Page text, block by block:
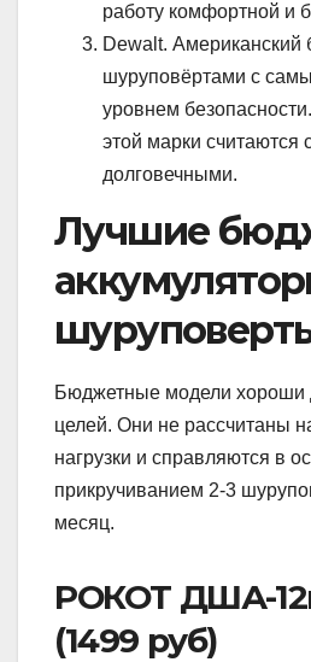
работу комфортной и
Dewalt. Американский
шуруповёртами с
уровнем
этой марки
долговечными.
Лучшие
Бюджетные модели хороши
целей. Они не рассчитаны
нагрузки и справляются в
прикручиванием 2-3
месяц.
РОКОТ ДША-
(1499 руб)